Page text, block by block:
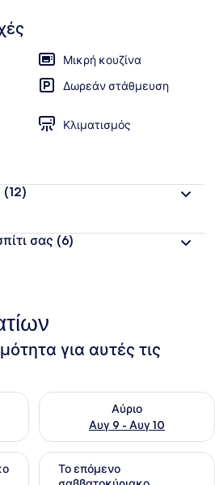
Μικρή κουζίνα
Δωρεάν στάθμευση
Κλιματισμός
(12)
σας (6)
για αυτές τις
για απόψε Αυγ 8 - Αυγ 9
Αύριο
Αυγ 9 - Αυγ 10
Έλεγχος διαθεσιμότητας
για αυτό το σαββατοκύριακο Αυγ
Το επόμενο
Έλεγχος διαθεσιμότητας